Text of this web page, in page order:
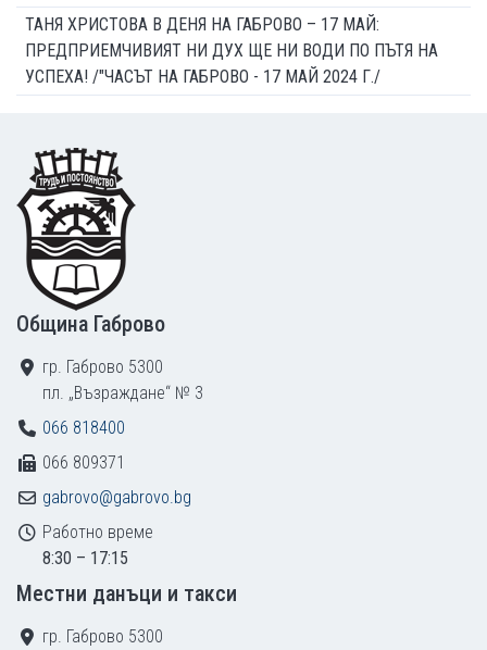
ТАНЯ ХРИСТОВА В ДЕНЯ НА ГАБРОВО – 17 МАЙ:
ПРЕДПРИЕМЧИВИЯТ НИ ДУХ ЩЕ НИ ВОДИ ПО ПЪТЯ НА
УСПЕХА! /"ЧАСЪТ НА ГАБРОВО - 17 МАЙ 2024 Г./
Footer
Община Габрово
гр. Габрово 5300
пл. „Възраждане“ № 3
066 818400
066 809371
gabrovo@gabrovo.bg
Работно време
8:30 – 17:15
Местни данъци и такси
гр. Габрово 5300